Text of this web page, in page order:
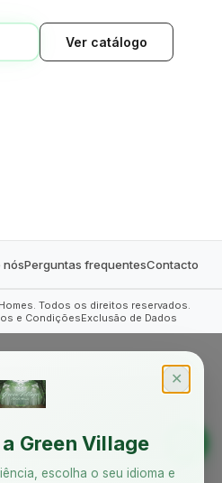
Ver catálogo
nósPerguntas frequentesContacto
Todos os direitos reservados.
e CondiçõesExclusão de Dados
✕
Green Village
escolha o seu idioma e